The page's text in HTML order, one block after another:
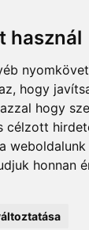
használ
hogy
hogy
célzott
weboldalunk
honnan